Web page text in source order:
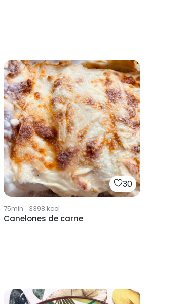
30
75min · 3398 kcal
Canelones de carne